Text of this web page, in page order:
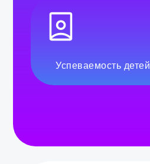
Успеваемость детей